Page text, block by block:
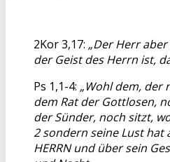
2Kor 3,17: „Der Herr
der Geist des Herrn ist,
Ps 1,1-4: „Wohl dem, der
dem Rat der Gottlosen,
der Sünder, noch sitzt,
2 sondern seine Lust hat
HERRN und über sein